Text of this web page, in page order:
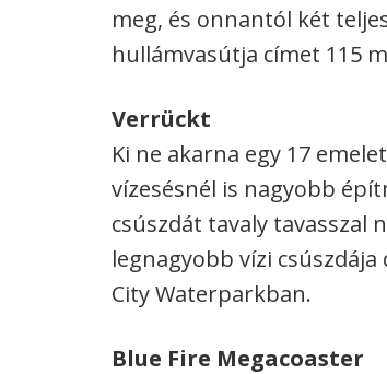
meg, és onnantól két
hullámvasútja címet 115
Verrückt
Ki ne akarna egy 17
vízesésnél is nagyobb
csúszdát tavaly tavasszal
legnagyobb vízi
City Waterparkban.
Blue Fire Megacoaster